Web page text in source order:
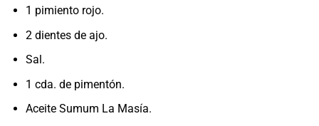
1 pimiento rojo.
2 dientes de ajo.
Sal.
1 cda. de pimentón.
Aceite Sumum La Masía.